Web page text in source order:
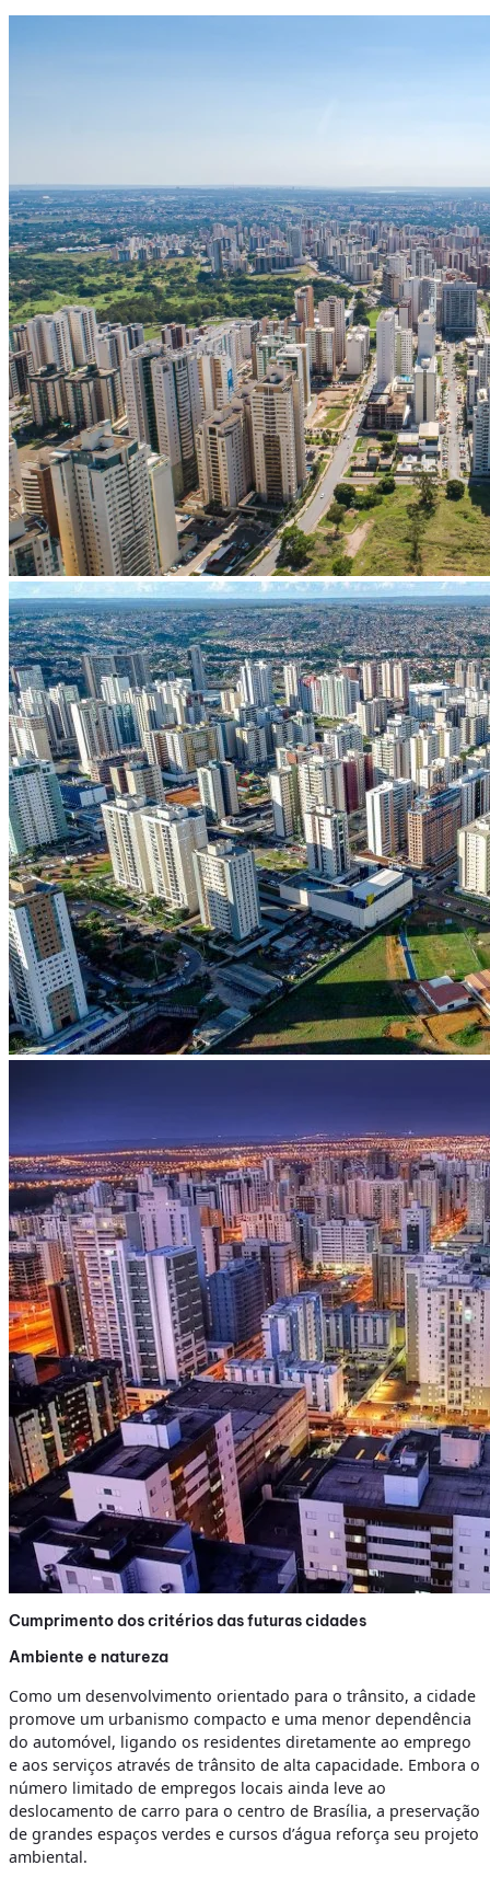
Cumprimento dos critérios das futuras cidades
Ambiente e natureza
Como um desenvolvimento orientado para o trânsito, a cidade
promove um urbanismo compacto e uma menor dependência
do automóvel, ligando os residentes diretamente ao emprego
e aos serviços através de trânsito de alta capacidade. Embora o
número limitado de empregos locais ainda leve ao
deslocamento de carro para o centro de Brasília, a preservação
de grandes espaços verdes e cursos d’água reforça seu projeto
ambiental.